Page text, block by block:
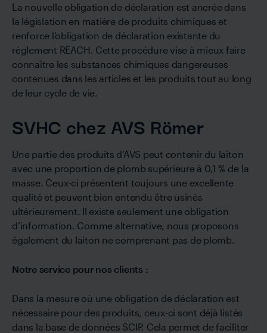
La nouvelle obligation de déclaration est ancrée dans
la législation en matière de produits chimiques et
renforce l’obligation de déclaration existante du
règlement REACH. Cette procédure vise à mieux faire
connaître les substances chimiques dangereuses
contenues dans les articles et les produits tout au long
de leur cycle de vie.
SVHC chez AVS Römer
Une partie des produits d’AVS peut contenir du laiton
avec une proportion de plomb supérieure à 0,1 % de la
masse. Ceux-ci présentent toujours une excellente
qualité et peuvent bien entendu être usinés
ultérieurement. Il existe seulement une obligation
d’information. Comme alternative, nous proposons
également du laiton ne comprenant pas de plomb.
Notre service pour nos clients :
Dans la mesure où une obligation de déclaration est
nécessaire pour des produits, ceux-ci sont déjà listés
dans la base de données SCIP. Cela permet de faciliter